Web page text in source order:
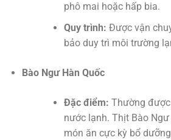
phô mai hoặc hấp bia.
Quy trình: Được vận
bảo duy trì môi trường
Bào Ngư Hàn Quốc
Đặc điểm: Thường
nước lạnh. Thịt Bào
món ăn cực kỳ bổ